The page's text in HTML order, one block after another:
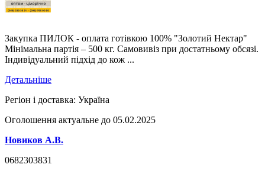
Закупка ПИЛОК - оплата готівкою 100% "Золотий Нектар"
Мінімальна партія – 500 кг. Самовивіз при достатньому обсязі.
Індивідуальний підхід до кож ...
Детальніше
Регіон і доставка: Україна
Оголошення актуальне до 05.02.2025
Новиков А.В.
0682303831